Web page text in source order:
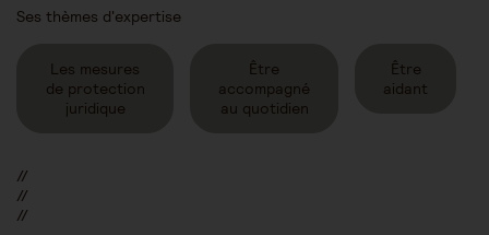
Ses thèmes d'expertise
Les mesures
de protection
juridique
Être
accompagné
au quotidien
Être
aidant
//
//
//